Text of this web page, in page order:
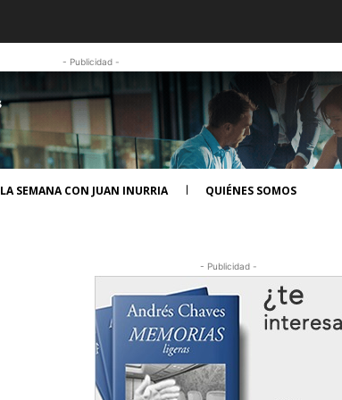
- Publicidad -
LA SEMANA CON JUAN INURRIA QUIÉNES SOMOS
- Publicidad -